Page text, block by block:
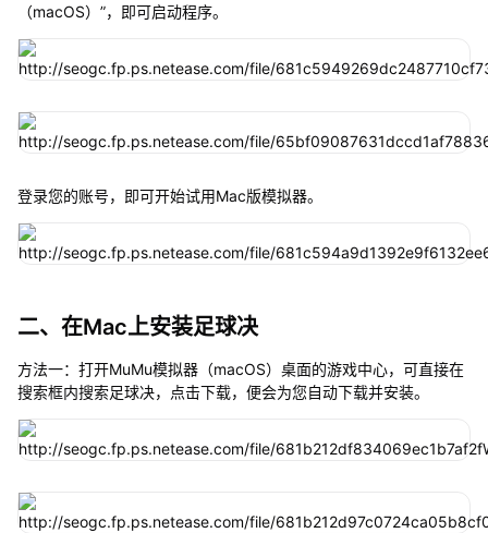
（macOS）”，即可启动程序。
登录您的账号，即可开始试用Mac版模拟器。
二、在Mac上安装足球决
方法一：打开MuMu模拟器（macOS）桌面的游戏中心，可直接在
搜索框内搜索足球决，点击下载，便会为您自动下载并安装。